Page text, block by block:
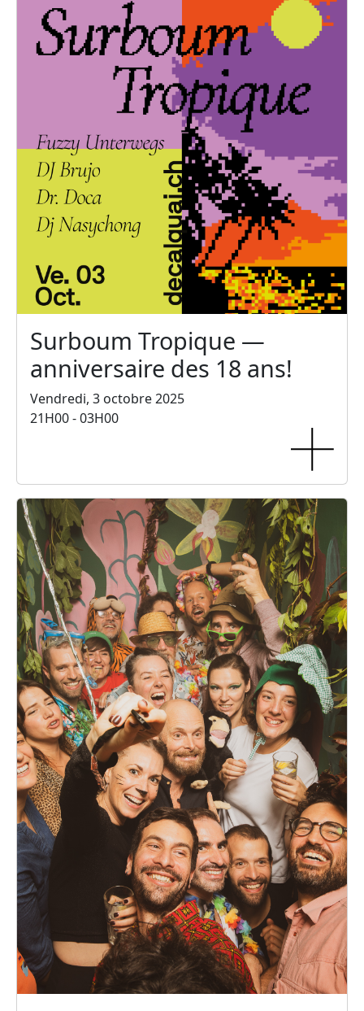
Surboum Tropique —
anniversaire des 18 ans!
Vendredi, 3 octobre 2025
21H00 - 03H00